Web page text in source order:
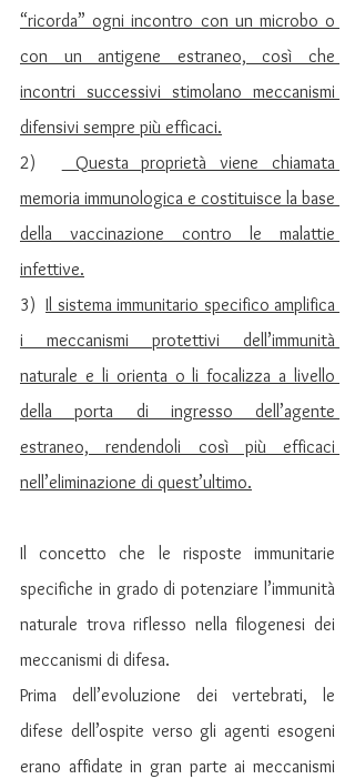
“ricorda” ogni incontro con un microbo o
con un antigene estraneo, così che
incontri successivi stimolano meccanismi
difensivi sempre più efficaci.
2)
Questa proprietà viene chiamata
memoria immunologica e costituisce la base
della vaccinazione contro le malattie
infettive.
3) Il sistema immunitario specifico amplifica
i meccanismi protettivi dell’immunità
naturale e li orienta o li focalizza a livello
della porta di ingresso dell’agente
estraneo, rendendoli così più efficaci
nell’eliminazione di quest’ultimo.
Il concetto che le risposte immunitarie
specifiche in grado di potenziare l’immunità
naturale trova riflesso nella filogenesi dei
meccanismi di difesa.
Prima dell’evoluzione dei vertebrati, le
difese dell’ospite verso gli agenti esogeni
erano affidate in gran parte ai meccanismi